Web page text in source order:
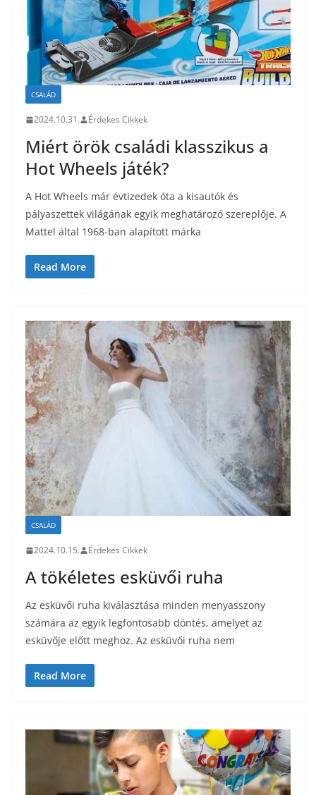
CSALÁD
2024.10.31. Érdekes Cikkek
Miért örök családi klasszikus a
Hot Wheels játék?
A Hot Wheels már évtizedek óta a kisautók és
pályaszettek világának egyik meghatározó szereplője. A
Mattel által 1968-ban alapított márka
Read More
CSALÁD
2024.10.15. Érdekes Cikkek
A tökéletes esküvői ruha
Az esküvői ruha kiválasztása minden menyasszony
számára az egyik legfontosabb döntés, amelyet az
esküvője előtt meghoz. Az esküvői ruha nem
Read More